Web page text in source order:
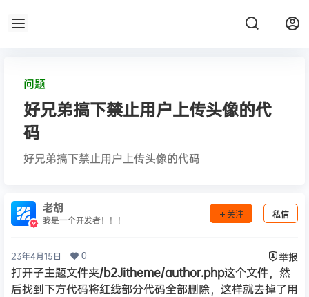
问题
好兄弟搞下禁止用户上传头像的代
码
好兄弟搞下禁止用户上传头像的代码
老胡
我是一个开发者！！！ 关注 私信
23年4月15日 0 举报
打开子主题文件夹/b2Jitheme/author.php这个文件，然
后找到下方代码将红线部分代码全部删除，这样就去掉了用